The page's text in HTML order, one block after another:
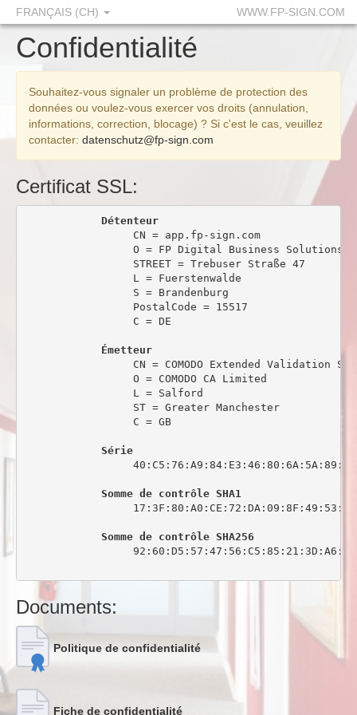
FRANÇAIS (CH) WWW.FP-SIGN.COM
Confidentialité
Souhaitez-vous signaler un problème de protection des
données ou voulez-vous exercer vos droits (annulation,
informations, correction, blocage) ? Si c'est le cas, veuillez
contacter: datenschutz@fp-sign.com
Certificat SSL:
Détenteur
                 CN = app.fp-sign.com
O = FP Digital Business Solutions
                 STREET = Trebuser Straße 47
                 L = Fuerstenwalde
                 S = Brandenburg
                 PostalCode = 15517
                 C = DE
Émetteur
CN = COMODO Extended Validation
                 O = COMODO CA Limited
                 L = Salford
                 ST = Greater Manchester
                 C = GB
Série
Somme de contrôle SHA1
Somme de contrôle SHA256
Documents:
Politique de confidentialité
Fiche de confidentialité